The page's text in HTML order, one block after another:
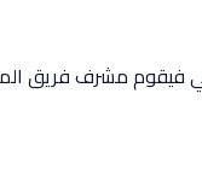
فيقوم مشرف فريق